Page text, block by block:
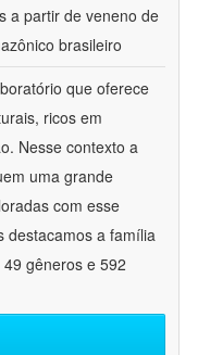
a partir de veneno de
brasileiro
que oferece
ricos em
Nesse contexto a
uma grande
com esse
destacamos a família
gêneros e 592